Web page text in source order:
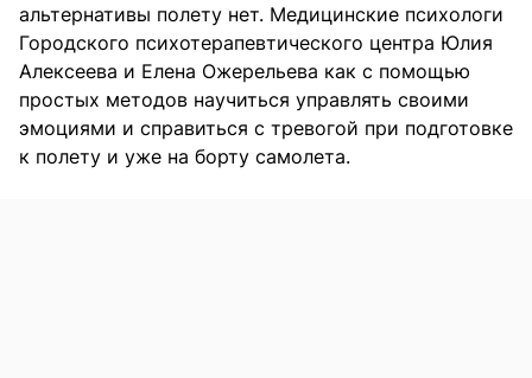
альтернативы полету нет. Медицинские психологи
Городского психотерапевтического центра Юлия
Алексеева и Елена Ожерельева как с помощью
простых методов научиться управлять своими
эмоциями и справиться с тревогой при подготовке
к полету и уже на борту самолета.